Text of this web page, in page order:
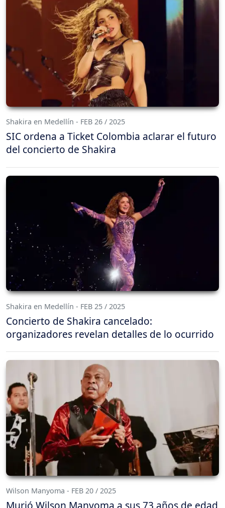
Shakira en Medellín - FEB 26 / 2025
SIC ordena a Ticket Colombia aclarar el futuro
del concierto de Shakira
Shakira en Medellín - FEB 25 / 2025
Concierto de Shakira cancelado:
organizadores revelan detalles de lo ocurrido
Wilson Manyoma - FEB 20 / 2025
Murió Wilson Manyoma a sus 73 años de edad